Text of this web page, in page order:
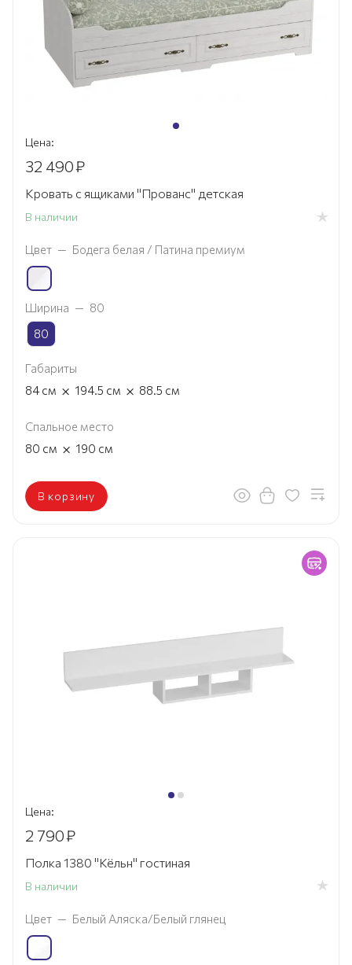
Цена:
32 490₽
Кровать с ящиками "Прованс" детская
В наличии
Цвет — Бодега белая / Патина премиум
Ширина — 80
80
Габариты
84 см × 194.5 см × 88.5 см
Спальное место
80 см × 190 см
В корзину
Цена:
2 790₽
Полка 1380 "Кёльн" гостиная
В наличии
Цвет — Белый Аляска/Белый глянец